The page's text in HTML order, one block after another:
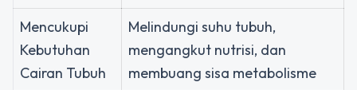
Mencukupi
Kebutuhan
Cairan Tubuh
Melindungi suhu tubuh,
mengangkut nutrisi, dan
membuang sisa metabolisme